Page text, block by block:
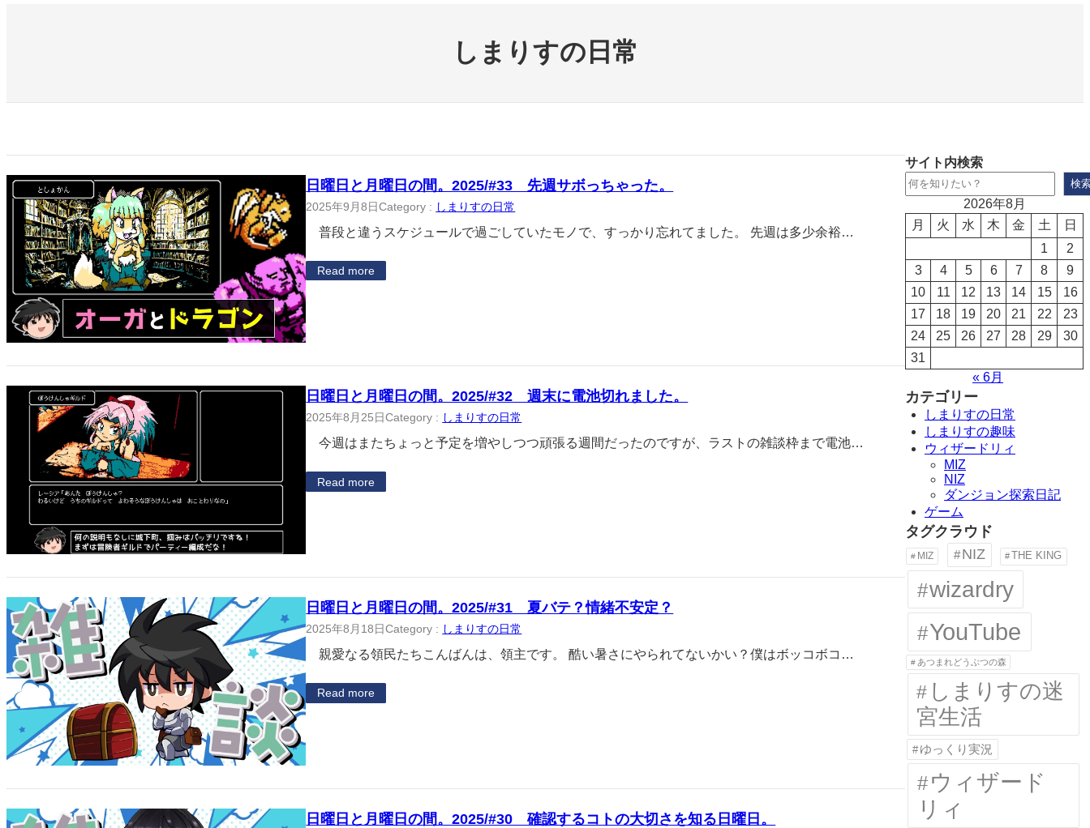
しまりすの日常
日曜日と月曜日の間。2025/#33 先週サボっちゃった。
2025年9月8日Category : しまりすの日常
普段と違うスケジュールで過ごしていたモノで、すっかり忘れてました。 先週は多少余裕…
Read more
日曜日と月曜日の間。2025/#32 週末に電池切れました。
2025年8月25日Category : しまりすの日常
今週はまたちょっと予定を増やしつつ頑張る週間だったのですが、ラストの雑談枠まで電池…
Read more
日曜日と月曜日の間。2025/#31 夏バテ？情緒不安定？
2025年8月18日Category : しまりすの日常
親愛なる領民たちこんばんは、領主です。 酷い暑さにやられてないかい？僕はボッコボコ…
Read more
日曜日と月曜日の間。2025/#30 確認するコトの大切さを知る日曜日。
サイト内検索
検
2026年8月
月
火 水 木 金 土
日
1
2
3
4 5 6 7 8
9
10
11 12 13 14 15
16
17
18 19 20 21 22
23
24
25 26 27 28 29
30
31
« 6月
カテゴリー
しまりすの日常
しまりすの趣味
ウィザードリィ
MIZ
NIZ
ダンジョン探索日記
ゲーム
タグクラウド
MIZ NIZ THE KING
wizardry
YouTube
あつまれどうぶつの森
しまりすの迷
宮生活
ゆっくり実況
ウィザード
リィ